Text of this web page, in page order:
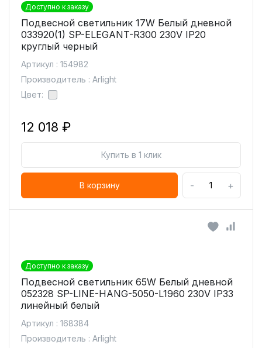
Доступно к заказу
Подвесной светильник 17W Белый дневной
033920(1) SP-ELEGANT-R300 230V IP20
круглый черный
Артикул : 154982
Производитель : Arlight
Цвет:
12 018 ₽
Купить в 1 клик
В корзину - +
Доступно к заказу
Подвесной светильник 65W Белый дневной
052328 SP-LINE-HANG-5050-L1960 230V IP33
линейный белый
Артикул : 168384
Производитель : Arlight